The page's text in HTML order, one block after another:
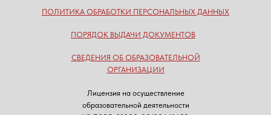
ПОЛИТИКА ОБРАБОТКИ ПЕРСОНАЛЬНЫХ ДАННЫХ
СВЕДЕНИЯ ОБ ОБРАЗОВАТЕЛЬНОЙ
ОРГАНИЗАЦИИ
ПОРЯДОК ВЫДАЧИ ДОКУМЕНТОВ
Лицензия на осуществление
образовательной деятельности